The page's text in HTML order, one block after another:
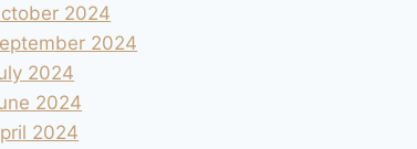
2024
2024
2024
2024
2024